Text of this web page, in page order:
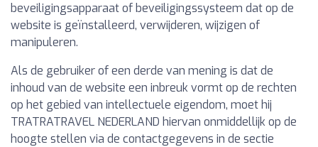
beveiligingsapparaat of beveiligingssysteem dat op de
website is geïnstalleerd, verwijderen, wijzigen of
manipuleren.
Als de gebruiker of een derde van mening is dat de
inhoud van de website een inbreuk vormt op de rechten
op het gebied van intellectuele eigendom, moet hij
TRATRATRAVEL NEDERLAND hiervan onmiddellijk op de
hoogte stellen via de contactgegevens in de sectie